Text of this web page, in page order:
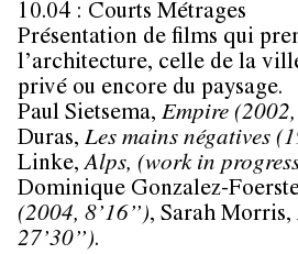
10.04 : Courts Métrages
Présentation de films qui
l’architecture, celle de la
privé ou encore du paysage.
Paul Sietsema, Empire (2002,
Duras, Les mains négatives
Linke,Alps, (work in
Dominique Gonzalez-
(2004, 8’16’’), Sarah Morris,
27’30’’).